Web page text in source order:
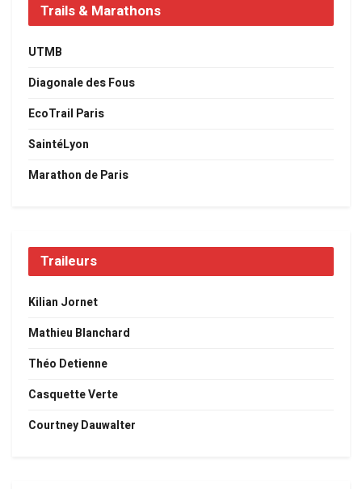
Trails & Marathons
UTMB
Diagonale des Fous
EcoTrail Paris
SaintéLyon
Marathon de Paris
Traileurs
Kilian Jornet
Mathieu Blanchard
Théo Detienne
Casquette Verte
Courtney Dauwalter